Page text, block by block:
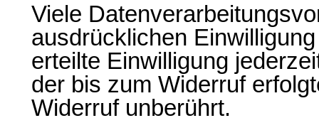
Viele
ausdrücklichen
erteilte Einwilligung
der bis zum Widerruf
Widerruf unberührt.